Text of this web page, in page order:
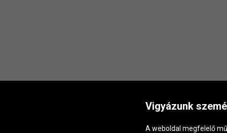
Vigyázunk
A weboldal megfelelő